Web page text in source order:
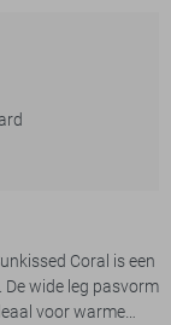
Coral is een
wide leg pasvorm
voor warme